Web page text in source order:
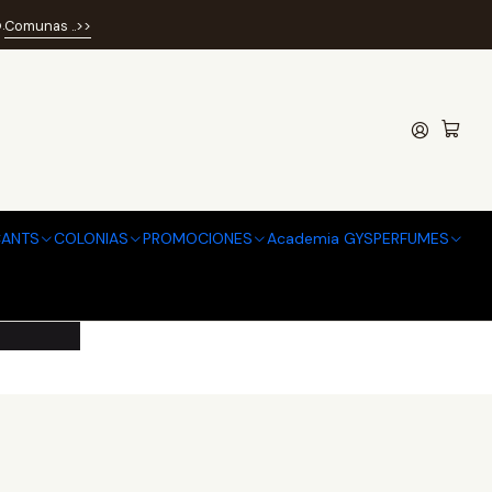
COLONIAS PROMOCIONES Academia GYSPERFUMES
Comunas ..>>
/